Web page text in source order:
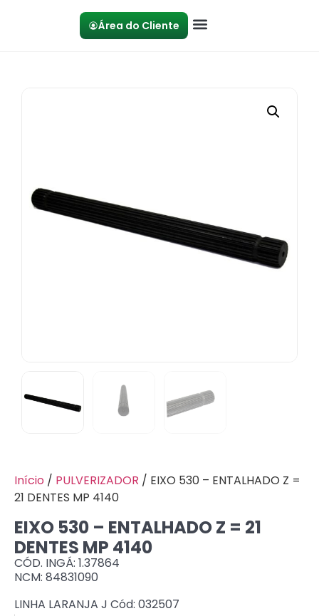
Área do Cliente
Início / PULVERIZADOR / EIXO 530 – ENTALHADO Z =
21 DENTES MP 4140
EIXO 530 – ENTALHADO Z = 21
DENTES MP 4140
CÓD. INGÁ: 1.37864
NCM: 84831090
LINHA LARANJA J Cód: 032507